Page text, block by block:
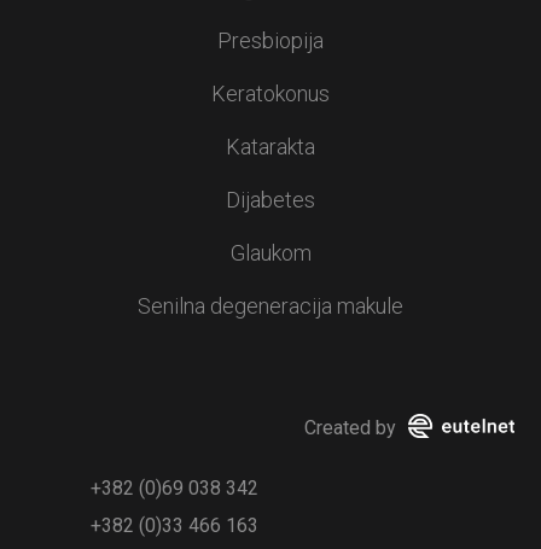
Presbiopija
Keratokonus
Katarakta
Dijabetes
Glaukom
Senilna degeneracija makule
Created by
+382 (0)69 038 342
+382 (0)33 466 163